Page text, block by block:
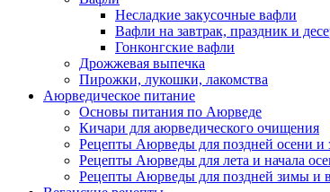
Несладкие закусочные вафли
Вафли на завтрак, праздник и
Гонконгские вафли
Дрожжевая выпечка
Пирожки, лукошки, лакомства
Аюрведическое питание
Основы питания по Аюрведе
Кичари для аюрведического очищения
Рецепты Аюрведы для поздней осени и
Рецепты Аюрведы для лета и начала
Рецепты Аюрведы для поздней зимы и